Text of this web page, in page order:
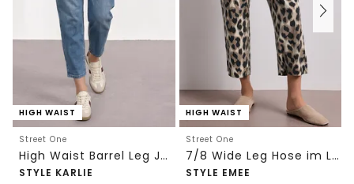
HIGH WAIST
Street One
High Waist Barrel Leg Jeans im Loose Fit
STYLE KARLIE
HIGH WAIST
Street One
7/8 Wide Leg Hose im Loose Fit mit Print
STYLE EMEE